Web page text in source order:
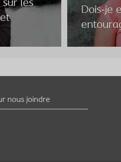
sur les
sur les
éviter les
Dois-je
Dois-
Dévoiler les
chose
nous joindre